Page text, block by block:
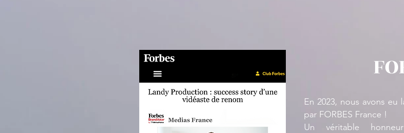
En 2023, nous avons
par FORBES France !
Un véritable